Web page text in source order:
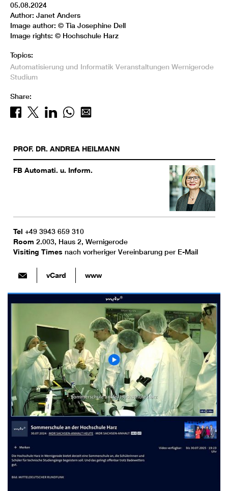
05.08.2024
Author: Janet Anders
Image author: © Tia Josephine Dell
Image rights: © Hochschule Harz
Topics:
Automatisierung und Informatik Veranstaltungen Wernigerode
Studium
Share:
PROF. DR. ANDREA HEILMANN
FB Automati. u. Inform.
Tel +49 3943 659 310
Room 2.003, Haus 2, Wernigerode
Visiting Times nach vorheriger Vereinbarung per E-Mail
vCard www